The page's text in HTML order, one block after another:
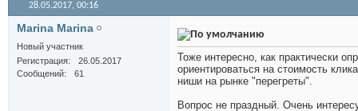
28.05.2017, 00:16
Marina Marina
Новый участник
Регистрация
26.05.2017
Сообщений
61
Тоже интересно, как практически
ориентироваться на стоимость
ниши на рынке "перегреты".
Вопрос не праздный. Очень